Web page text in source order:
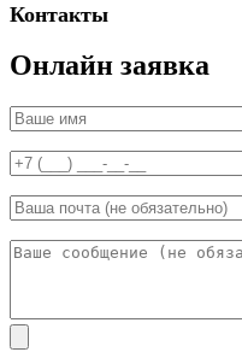
Контакты
Онлайн заявка